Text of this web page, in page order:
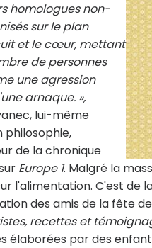
homologues non-
sur le plan
et le cœur, mettant
de personnes
une agression
arnaque. »,
lui-même
de la chronique
Europe 1. Malgré la
l'alimentation. C'est
des amis de la fête
recettes et
élaborées par des